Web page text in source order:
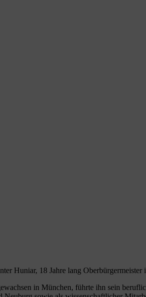
Huniar, 18 Jahre lang Oberbürgermeister
in München, führte ihn sein